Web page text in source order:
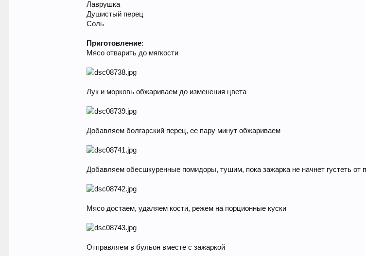
Лаврушка
Душистый перец
Соль
Приготовление:
Мясо отварить до мягкости
Лук и морковь обжариваем до изменения цвета
Добавляем болгарский перец, ее пару минут обжариваем
Добавляем обесшкуренные помидоры, тушим, пока зажарка не начнет густеть от
Мясо достаем, удаляем кости, режем на порционные куски
Отправляем в бульон вместе с зажаркой